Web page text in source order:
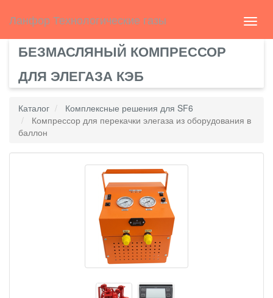
Ланфор Технологические газы
БЕЗМАСЛЯНЫЙ КОМПРЕССОР
ДЛЯ ЭЛЕГАЗА КЭБ
Каталог
Комплексные решения для SF6
Компрессор для перекачки элегаза из оборудования в
баллон
english